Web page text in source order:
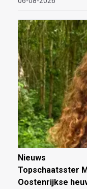
Nieuws
Topschaatsster
Oostenrijkse